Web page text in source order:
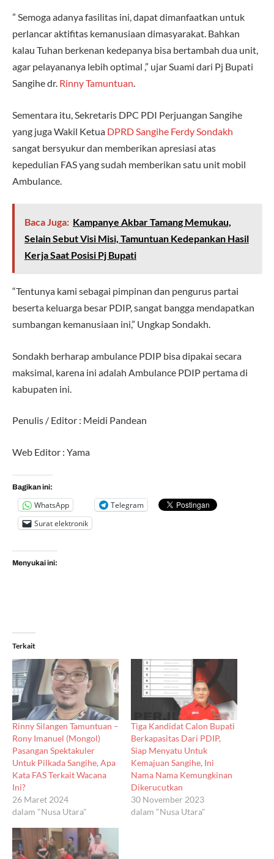
” Semoga adanya fasilitas ini, dapat dimanfaatkan untuk
perlancar aktifitas kemanusiaan dimasyarakat. Bahkan
kalau Tuhan berkenan kedepanya bisa bertambah dua unit,
agar pelayananya lebih optimal ,” ujar Suami dari Pj Bupati
Sangihe dr. Rinny Tamuntuan.
Sementara itu, Sekretaris DPC PDI Perjuangan Sangihe
yang juga Wakil Ketua DPRD Sangihe Ferdy Sondakh
sangat bersyukur dan memberikan apresiasi atas
kepedulian FAS yang sudah memberikan satu unit mobil
Ambulance.
Baca Juga: Kampanye Akbar Tamang Memukau,
Selain Sebut Visi Misi, Tamuntuan Kedepankan Hasil
Kerja Saat Posisi Pj Bupati
“Tentunya kami sebagai pimpinan dan pengurus partai
beserta keluarga besar PDIP, sangat bangga mendapatkan
sumbangan kemanusiaan ini,” Ungkap Sondakh.
Sondakh berharap ambulance PDIP bisa dipakai secara
maksimal, karena ini adalah Ambulance PDIP pertama di
kabupaten ini.
Penulis / Editor : Meidi Pandean
Web Editor : Yama
Bagikan ini:
WhatsApp
Telegram
Surat elektronik
Menyukai ini:
Terkait
Rinny Silangen Tamuntuan –
Rony Imanuel (Mongol)
Pasangan Spektakuler
Untuk Pilkada Sangihe, Apa
Kata FAS Terkait Wacana
Ini?
26 Maret 2024
dalam "Nusa Utara"
Tiga Kandidat Calon Bupati
Berkapasitas Dari PDIP,
Siap Menyatu Untuk
Kemajuan Sangihe, Ini
Nama Nama Kemungkinan
Dikerucutkan
30 November 2023
dalam "Nusa Utara"